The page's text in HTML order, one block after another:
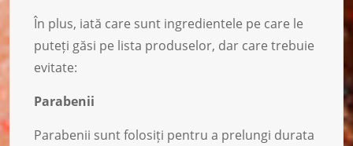
În plus, iată care sunt ingredientele pe care le
puteți găsi pe lista produselor, dar care trebuie
evitate:
Parabenii
Parabenii sunt folosiți pentru a prelungi durata